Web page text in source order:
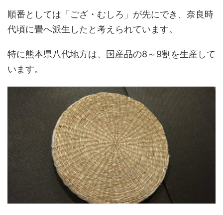
順番としては「ござ・むしろ」が先にでき、奈良時
代頃に畳へ派生したと考えられています。
特に熊本県八代地方は、国産品の8～9割を生産して
います。